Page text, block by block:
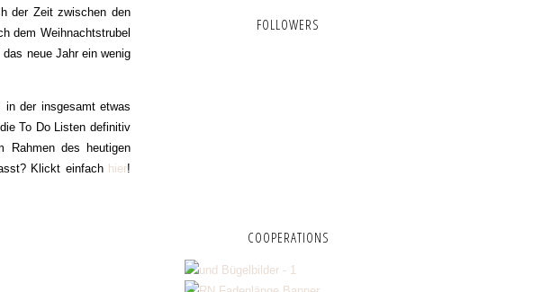
der Zeit zwischen den
dem Weihnachtstrubel
neue Jahr ein wenig
der insgesamt etwas
To Do Listen definitiv
Rahmen des heutigen
Klickt einfach hier!
FOLLOWERS
COOPERATIONS